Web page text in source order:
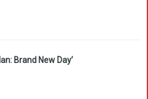
Brand New Day’